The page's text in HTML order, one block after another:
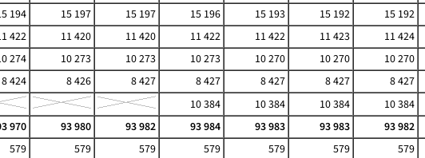
194 15 197 15 197 15 196 15 193 15 192
15 192
422 11 420 11 420 11 422 11 422 11 423
11 424
274 10 273 10 273 10 273 10 270 10 270
10 270
8 424 8 426 8 427 8 427 8 427 8 427
8 427
10 384 10 384 10 384
10 384
970 93 980 93 982 93 984 93 983 93 983
93 982
579 579 579 579 579 579
579